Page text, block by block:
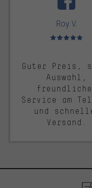
Roy V.
Bewertungen: 5
Guter Preis,
Auswahl,
Service am
und
Versand.